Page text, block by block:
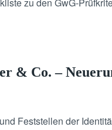
& Co. –
Feststellen der